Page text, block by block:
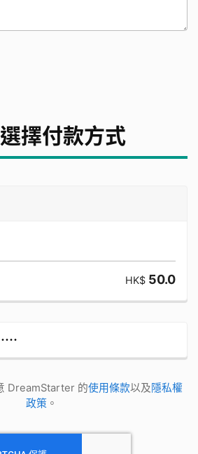
擇付款方式
HK$ 50.0
DreamStarter 的使用條款以及隱私權
政策 。